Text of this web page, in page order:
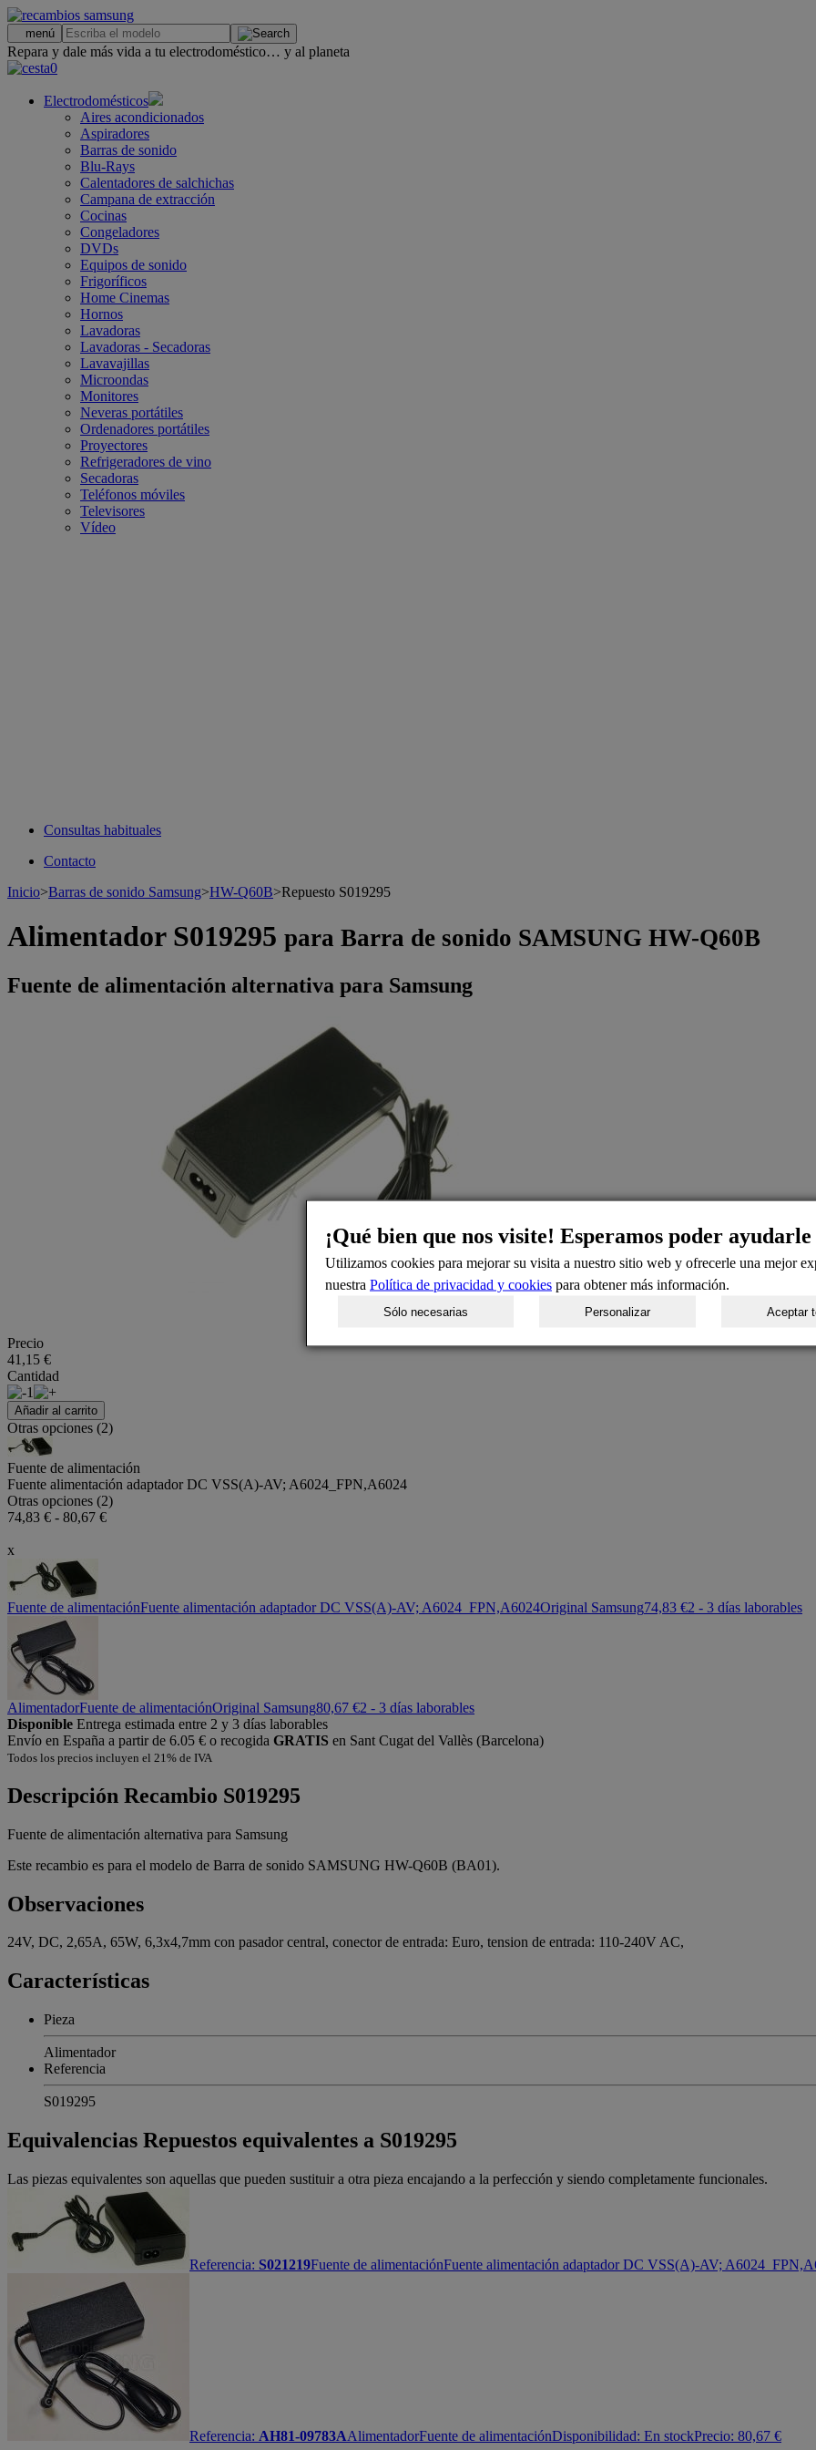
menú
Repara y dale más vida a tu electrodoméstico… y al planeta
0
Electrodomésticos
Aires acondicionados
Aspiradores
Barras de sonido
Blu-Rays
Calentadores de salchichas
Campana de extracción
Cocinas
Congeladores
DVDs
Equipos de sonido
Frigoríficos
Home Cinemas
Hornos
Lavadoras
Lavadoras - Secadoras
Lavavajillas
Microondas
Monitores
Neveras portátiles
Ordenadores portátiles
Proyectores
Refrigeradores de vino
Secadoras
Teléfonos móviles
Televisores
Vídeo
Consultas habituales
Contacto
Inicio>Barras de sonido Samsung>HW-Q60B>Repuesto S019295
Alimentador S019295 para Barra de sonido SAMSUNG HW-Q60B
Fuente de alimentación alternativa para Samsung
Precio
41,15 €
Cantidad
1
Añadir al carrito
Otras opciones (2)
Fuente de alimentación
Fuente alimentación adaptador DC VSS(A)-AV; A6024_FPN,A6024
Otras opciones (2)
74,83 € - 80,67 €
x
Fuente de alimentaciónFuente alimentación adaptador DC VSS(A)-AV; A6024_FPN,A6024Original Samsung74,83 €2 - 3 días laborables
AlimentadorFuente de alimentaciónOriginal Samsung80,67 €2 - 3 días laborables
Disponible Entrega estimada entre 2 y 3 días laborables
Envío en España a partir de 6.05 € o recogida GRATIS en Sant Cugat del Vallès (Barcelona)
Todos los precios incluyen el 21% de IVA
Descripción Recambio S019295
Fuente de alimentación alternativa para Samsung
Este recambio es para el modelo de Barra de sonido SAMSUNG HW-Q60B (BA01).
Observaciones
24V, DC, 2,65A, 65W, 6,3x4,7mm con pasador central, conector de entrada: Euro, tension de entrada: 110-240V AC,
Características
Pieza
Alimentador
Referencia
S019295
Equivalencias Repuestos equivalentes a S019295
Las piezas equivalentes son aquellas que pueden sustituir a otra pieza encajando a la perfección y siendo completamente funcionales.
Referencia: S021219Fuente de alimentaciónFuente alimentación adaptador DC VSS(A)-AV;
Referencia: AH81-09783AAlimentadorFuente de alimentaciónDisponibilidad: En stockPrecio: 80,67 €
¡Qué bien que nos visite! Esperamos poder ayudarle
Utilizamos cookies para mejorar su visita a nuestro sitio web y ofrecerle una mejor
nuestra Política de privacidad y cookies para obtener más información.
Sólo necesarias Personalizar Aceptar